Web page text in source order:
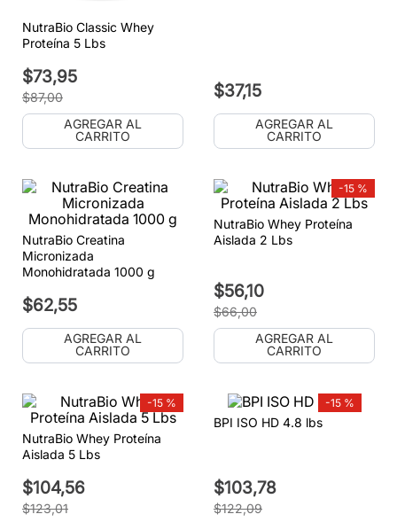
NutraBio Classic Whey
Proteína 5 Lbs
$73,95
$87,00
AGREGAR AL
CARRITO
$37,15
AGREGAR AL
CARRITO
NutraBio Creatina
Micronizada
Monohidratada 1000 g
$62,55
AGREGAR AL
CARRITO
-15 %
NutraBio Whey Proteína
Aislada 2 Lbs
$56,10
$66,00
AGREGAR AL
CARRITO
-15 %
NutraBio Whey Proteína
Aislada 5 Lbs
$104,56
$123,01
-15 %
BPI ISO HD 4.8 lbs
$103,78
$122,09